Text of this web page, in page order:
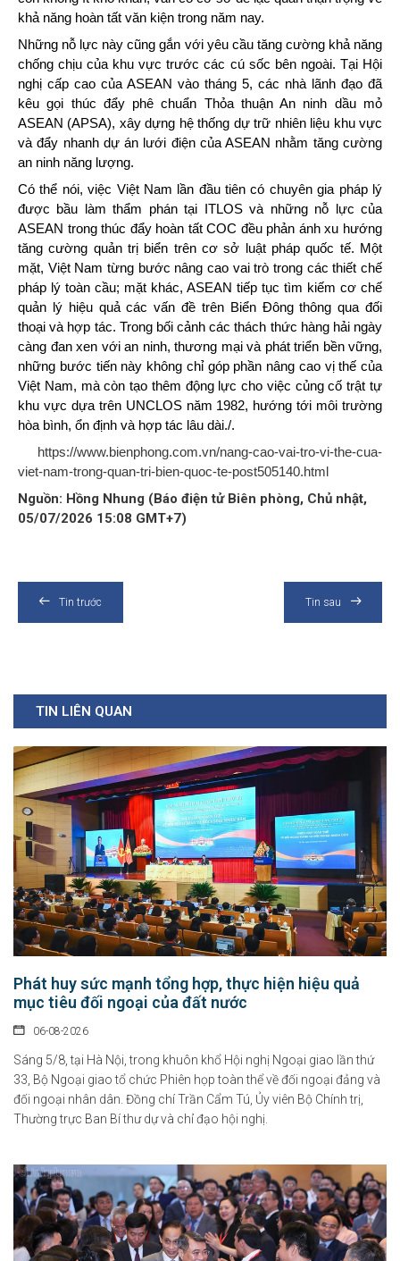
khả năng hoàn tất văn kiện trong năm nay.
Những nỗ lực này cũng gắn với yêu cầu tăng cường khả năng
chống chịu của khu vực trước các cú sốc bên ngoài. Tại Hội
nghị cấp cao của ASEAN vào tháng 5, các nhà lãnh đạo đã
kêu gọi thúc đẩy phê chuẩn Thỏa thuận An ninh dầu mỏ
ASEAN (APSA), xây dựng hệ thống dự trữ nhiên liệu khu vực
và đẩy nhanh dự án lưới điện của ASEAN nhằm tăng cường
an ninh năng lượng.
Có thể nói, việc Việt Nam lần đầu tiên có chuyên gia pháp lý
được bầu làm thẩm phán tại ITLOS và những nỗ lực của
ASEAN trong thúc đẩy hoàn tất COC đều phản ánh xu hướng
tăng cường quản trị biển trên cơ sở luật pháp quốc tế. Một
mặt, Việt Nam từng bước nâng cao vai trò trong các thiết chế
pháp lý toàn cầu; mặt khác, ASEAN tiếp tục tìm kiếm cơ chế
quản lý hiệu quả các vấn đề trên Biển Đông thông qua đối
thoại và hợp tác. Trong bối cảnh các thách thức hàng hải ngày
càng đan xen với an ninh, thương mại và phát triển bền vững,
những bước tiến này không chỉ góp phần nâng cao vị thế của
Việt Nam, mà còn tạo thêm động lực cho việc củng cố trật tự
khu vực dựa trên UNCLOS năm 1982, hướng tới môi trường
hòa bình, ổn định và hợp tác lâu dài./.
https://www.bienphong.com.vn/nang-cao-vai-tro-vi-the-cua-
viet-nam-trong-quan-tri-bien-quoc-te-post505140.html
Nguồn: Hồng Nhung (Báo điện tử Biên phòng, Chủ nhật,
05/07/2026 15:08 GMT+7)
Tin trước Tin sau
TIN LIÊN QUAN
Phát huy sức mạnh tổng hợp, thực hiện hiệu quả
mục tiêu đối ngoại của đất nước
06-08-2026
Sáng 5/8, tại Hà Nội, trong khuôn khổ Hội nghị Ngoại giao lần thứ
33, Bộ Ngoại giao tổ chức Phiên họp toàn thể về đối ngoại đảng và
đối ngoại nhân dân. Đồng chí Trần Cẩm Tú, Ủy viên Bộ Chính trị,
Thường trực Ban Bí thư dự và chỉ đạo hội nghị.